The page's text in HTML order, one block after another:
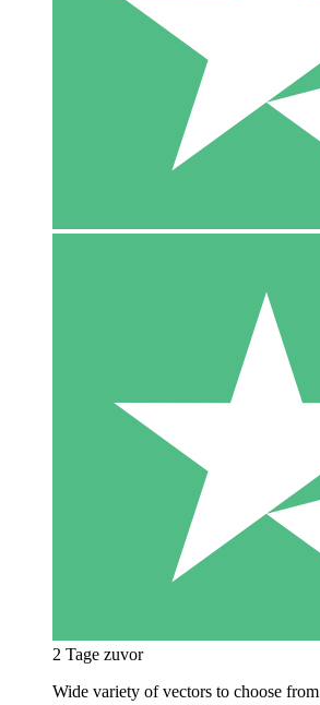
2 Tage zuvor
Wide variety of vectors to choose from